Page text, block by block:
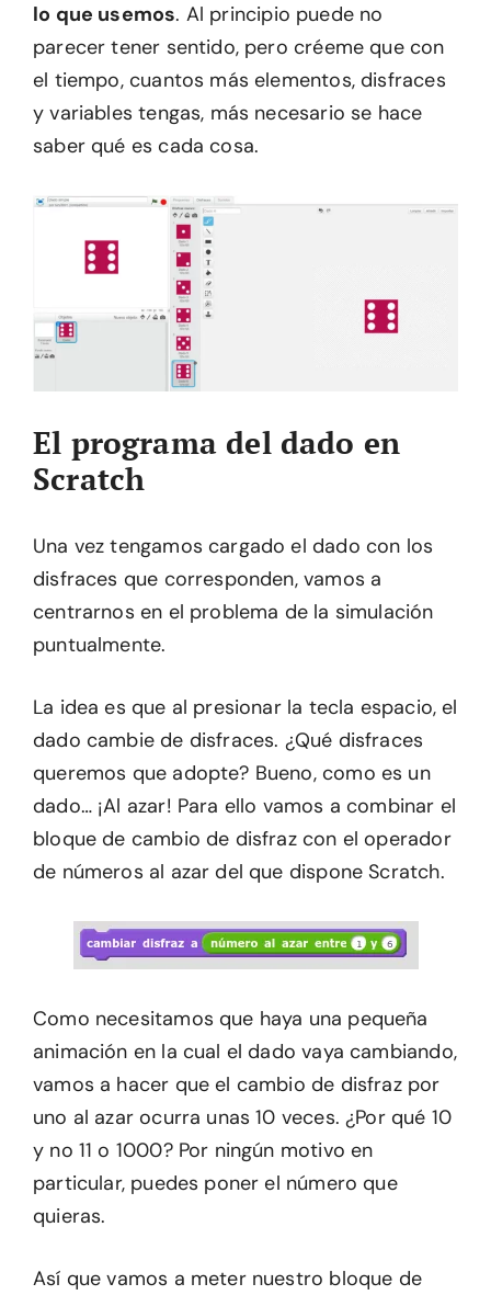
lo que usemos. Al principio puede no
parecer tener sentido, pero créeme que con
el tiempo, cuantos más elementos, disfraces
y variables tengas, más necesario se hace
saber qué es cada cosa.
El programa del dado en
Scratch
Una vez tengamos cargado el dado con los
disfraces que corresponden, vamos a
centrarnos en el problema de la simulación
puntualmente.
La idea es que al presionar la tecla espacio, el
dado cambie de disfraces. ¿Qué disfraces
queremos que adopte? Bueno, como es un
dado… ¡Al azar! Para ello vamos a combinar el
bloque de cambio de disfraz con el operador
de números al azar del que dispone Scratch.
Como necesitamos que haya una pequeña
animación en la cual el dado vaya cambiando,
vamos a hacer que el cambio de disfraz por
uno al azar ocurra unas 10 veces. ¿Por qué 10
y no 11 o 1000? Por ningún motivo en
particular, puedes poner el número que
quieras.
Así que vamos a meter nuestro bloque de